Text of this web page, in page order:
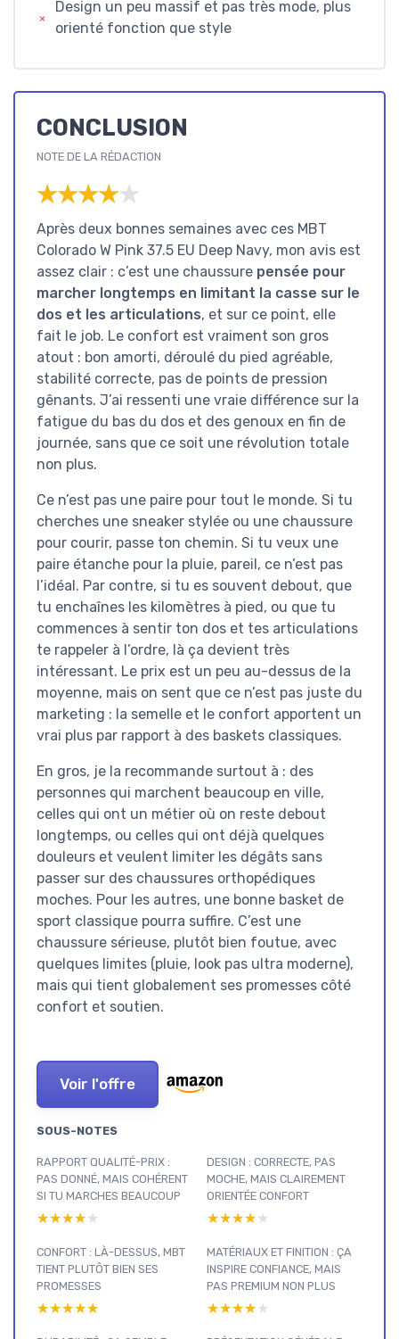
Design un peu massif et pas très mode, plus
orienté fonction que style
CONCLUSION
NOTE DE LA RÉDACTION
★★★★★
★★★★★
Après deux bonnes semaines avec ces MBT
Colorado W Pink 37.5 EU Deep Navy, mon avis est
assez clair : c’est une chaussure pensée pour
marcher longtemps en limitant la casse sur le
dos et les articulations, et sur ce point, elle
fait le job. Le confort est vraiment son gros
atout : bon amorti, déroulé du pied agréable,
stabilité correcte, pas de points de pression
gênants. J’ai ressenti une vraie différence sur la
fatigue du bas du dos et des genoux en fin de
journée, sans que ce soit une révolution totale
non plus.
Ce n’est pas une paire pour tout le monde. Si tu
cherches une sneaker stylée ou une chaussure
pour courir, passe ton chemin. Si tu veux une
paire étanche pour la pluie, pareil, ce n’est pas
l’idéal. Par contre, si tu es souvent debout, que
tu enchaînes les kilomètres à pied, ou que tu
commences à sentir ton dos et tes articulations
te rappeler à l’ordre, là ça devient très
intéressant. Le prix est un peu au-dessus de la
moyenne, mais on sent que ce n’est pas juste du
marketing : la semelle et le confort apportent un
vrai plus par rapport à des baskets classiques.
En gros, je la recommande surtout à : des
personnes qui marchent beaucoup en ville,
celles qui ont un métier où on reste debout
longtemps, ou celles qui ont déjà quelques
douleurs et veulent limiter les dégâts sans
passer sur des chaussures orthopédiques
moches. Pour les autres, une bonne basket de
sport classique pourra suffire. C’est une
chaussure sérieuse, plutôt bien foutue, avec
quelques limites (pluie, look pas ultra moderne),
mais qui tient globalement ses promesses côté
confort et soutien.
Voir l'offre
SOUS-NOTES
RAPPORT QUALITÉ-PRIX :
PAS DONNÉ, MAIS COHÉRENT
SI TU MARCHES BEAUCOUP
★★★★★
★★★★★
DESIGN : CORRECTE, PAS
MOCHE, MAIS CLAIREMENT
ORIENTÉE CONFORT
★★★★★
★★★★★
CONFORT : LÀ-DESSUS, MBT
TIENT PLUTÔT BIEN SES
PROMESSES
★★★★★
★★★★★
MATÉRIAUX ET FINITION : ÇA
INSPIRE CONFIANCE, MAIS
PAS PREMIUM NON PLUS
★★★★★
★★★★★